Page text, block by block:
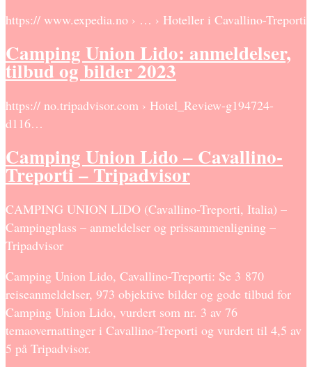
https:// www.expedia.no › … › Hoteller i Cavallino-Treporti
Camping Union Lido: anmeldelser,
tilbud og bilder 2023
https:// no.tripadvisor.com › Hotel_Review-g194724-
d116…
Camping Union Lido – Cavallino-
Treporti – Tripadvisor
CAMPING UNION LIDO (Cavallino-Treporti, Italia) –
Campingplass – anmeldelser og prissammenligning –
Tripadvisor
Camping Union Lido, Cavallino-Treporti: Se 3 870
reiseanmeldelser, 973 objektive bilder og gode tilbud for
Camping Union Lido, vurdert som nr. 3 av 76
temaovernattinger i Cavallino-Treporti og vurdert til 4,5 av
5 på Tripadvisor.